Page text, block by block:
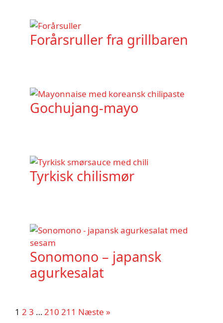
Forårsruller fra grillbaren
Gochujang-mayo
Tyrkisk chilismør
Sonomono – japansk
agurkesalat
1 2 3 …210 211 Næste »